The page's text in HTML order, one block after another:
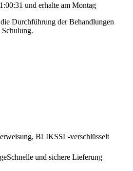
und erhalte am Montag
Durchführung der Behandlungen
BLIKSSL-verschlüsselt
Schnelle und sichere Lieferung